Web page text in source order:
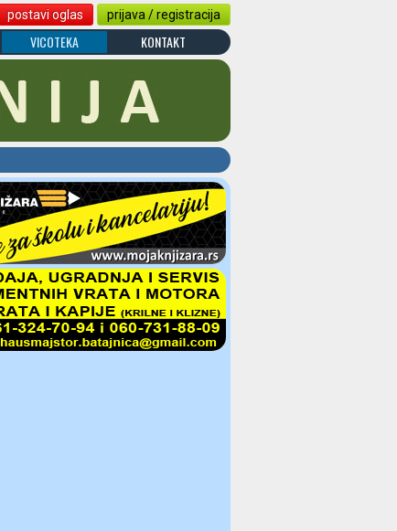
postavi oglas prijava / registracija
VICOTEKA KONTAKT